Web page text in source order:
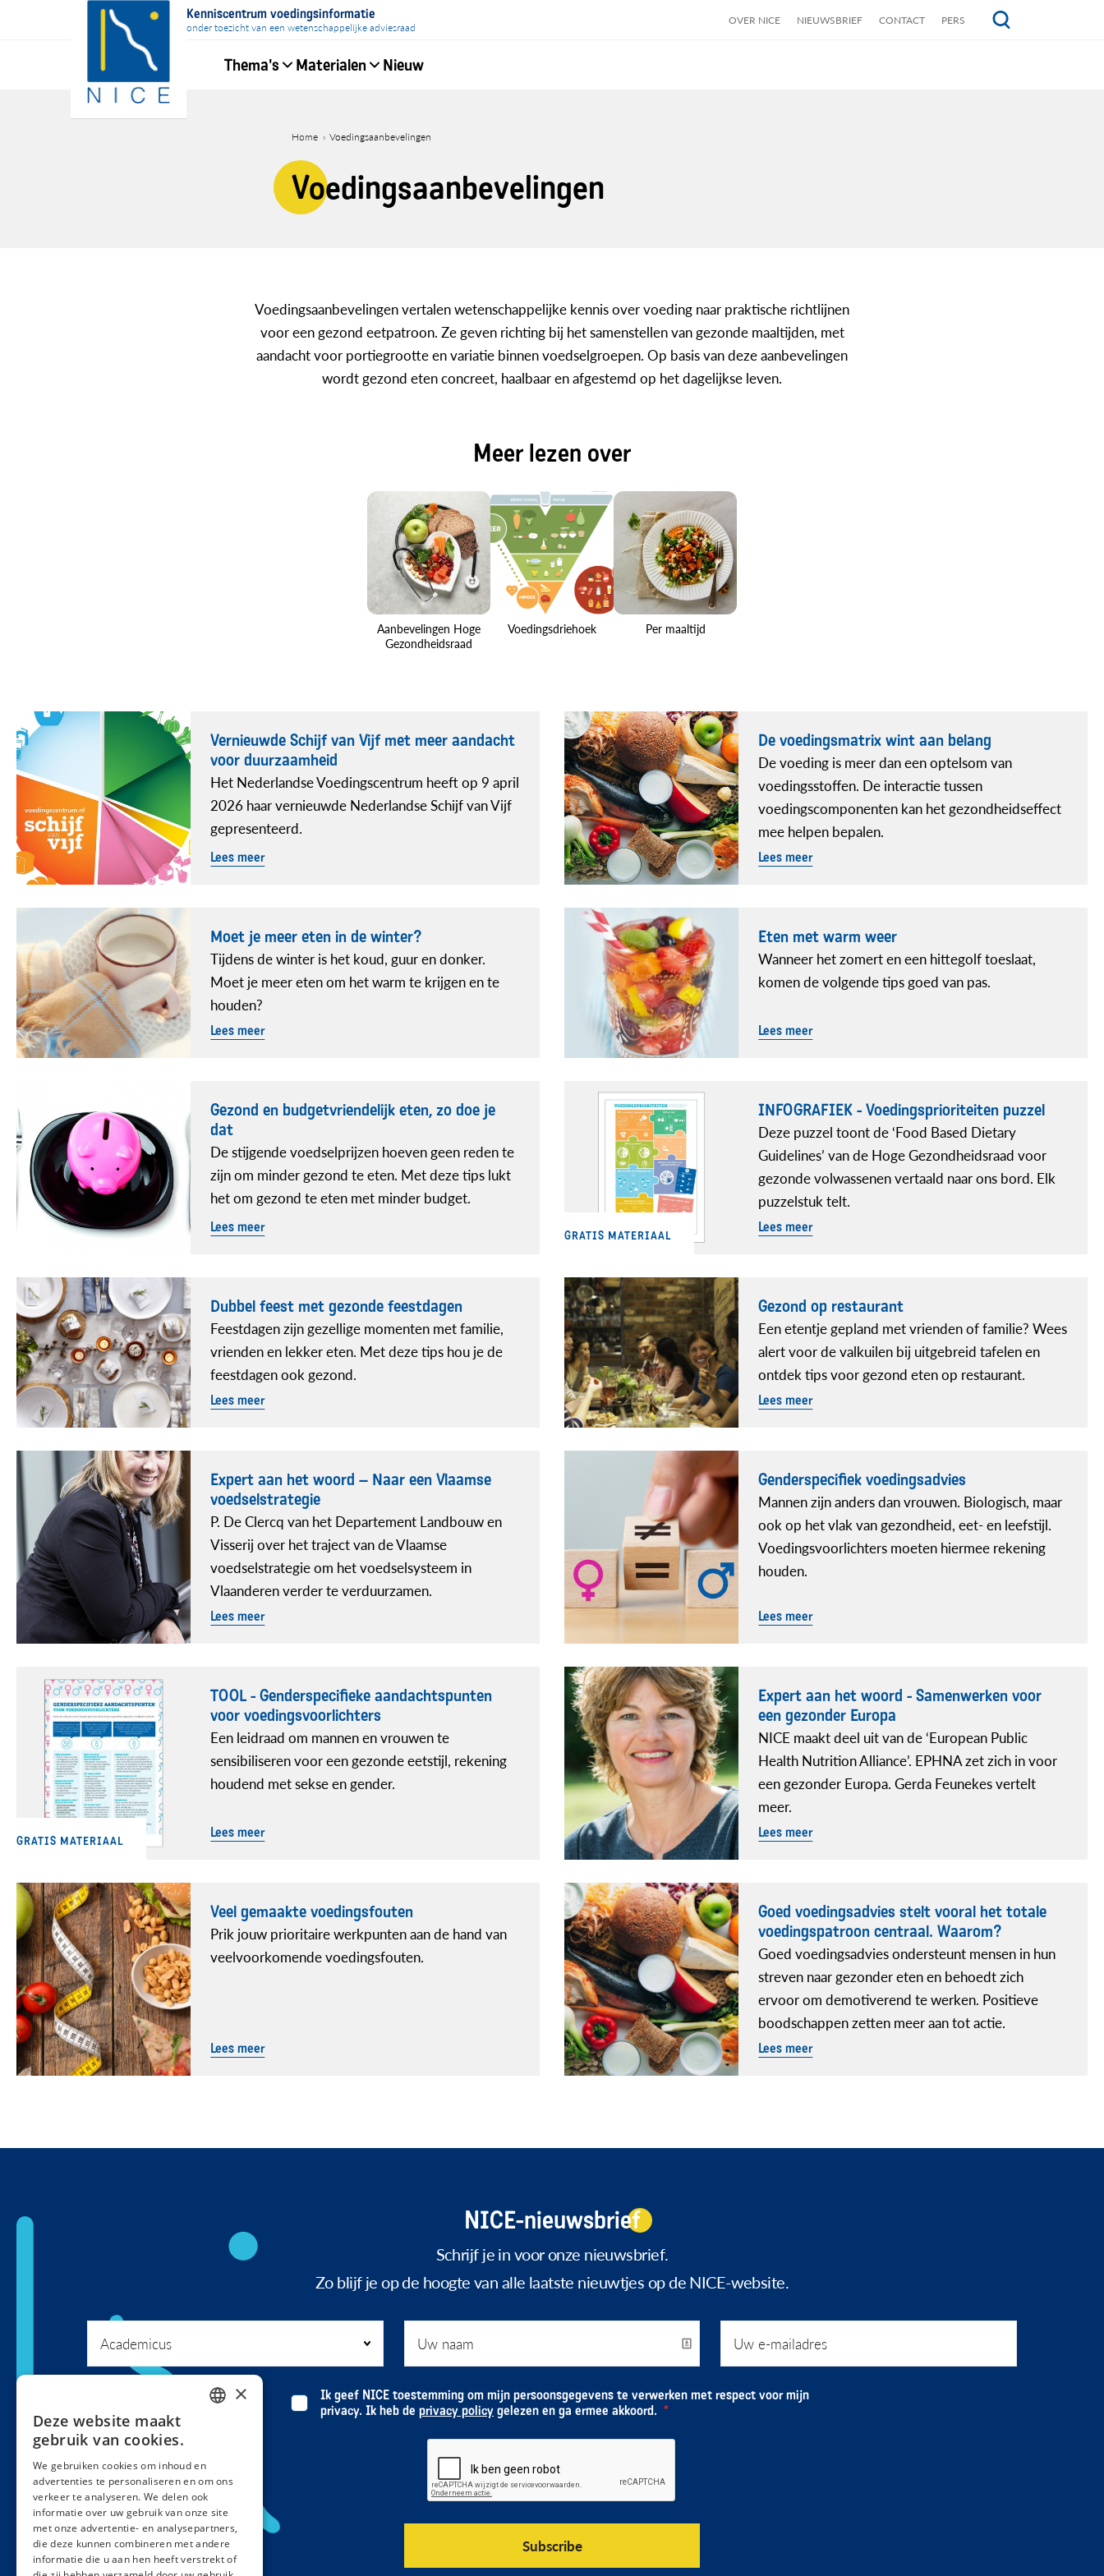
Kenniscentrum voedingsinformatie
onder toezicht van een wetenschappelijke adviesraad
OVER NICE NIEUWSBRIEF CONTACT PERS
Thema's Materialen Nieuw
Kruimelpad
Home Voedingsaanbevelingen
Voedingsaanbevelingen
Voedingsaanbevelingen vertalen wetenschappelijke kennis over voeding naar praktische richtlijnen
voor een gezond eetpatroon. Ze geven richting bij het samenstellen van gezonde maaltijden, met
aandacht voor portiegrootte en variatie binnen voedselgroepen. Op basis van deze aanbevelingen
wordt gezond eten concreet, haalbaar en afgestemd op het dagelijkse leven.
Meer lezen over
Aanbevelingen Hoge
Gezondheidsraad
Voedingsdriehoek Per maaltijd
Vernieuwde Schijf van Vijf met meer aandacht
voor duurzaamheid
Het Nederlandse Voedingscentrum heeft op 9 april
2026 haar vernieuwde Nederlandse Schijf van Vijf
gepresenteerd.
Lees meer
De voedingsmatrix wint aan belang
De voeding is meer dan een optelsom van
voedingsstoffen. De interactie tussen
voedingscomponenten kan het gezondheidseffect
mee helpen bepalen.
Lees meer
Moet je meer eten in de winter?
Tijdens de winter is het koud, guur en donker.
Moet je meer eten om het warm te krijgen en te
houden?
Lees meer
Eten met warm weer
Wanneer het zomert en een hittegolf toeslaat,
komen de volgende tips goed van pas.
Lees meer
Gezond en budgetvriendelijk eten, zo doe je
dat
De stijgende voedselprijzen hoeven geen reden te
zijn om minder gezond te eten. Met deze tips lukt
het om gezond te eten met minder budget.
Lees meer
GRATIS MATERIAAL
INFOGRAFIEK - Voedingsprioriteiten puzzel
Deze puzzel toont de ‘Food Based Dietary
Guidelines’ van de Hoge Gezondheidsraad voor
gezonde volwassenen vertaald naar ons bord. Elk
puzzelstuk telt.
Lees meer
Dubbel feest met gezonde feestdagen
Feestdagen zijn gezellige momenten met familie,
vrienden en lekker eten. Met deze tips hou je de
feestdagen ook gezond.
Lees meer
Gezond op restaurant
Een etentje gepland met vrienden of familie? Wees
alert voor de valkuilen bij uitgebreid tafelen en
ontdek tips voor gezond eten op restaurant.
Lees meer
Expert aan het woord – Naar een Vlaamse
voedselstrategie
P. De Clercq van het Departement Landbouw en
Visserij over het traject van de Vlaamse
voedselstrategie om het voedselsysteem in
Vlaanderen verder te verduurzamen.
Lees meer
Genderspecifiek voedingsadvies
Mannen zijn anders dan vrouwen. Biologisch, maar
ook op het vlak van gezondheid, eet- en leefstijl.
Voedingsvoorlichters moeten hiermee rekening
houden.
Lees meer
GRATIS MATERIAAL
TOOL - Genderspecifieke aandachtspunten
voor voedingsvoorlichters
Een leidraad om mannen en vrouwen te
sensibiliseren voor een gezonde eetstijl, rekening
houdend met sekse en gender.
Lees meer
Expert aan het woord - Samenwerken voor
een gezonder Europa
NICE maakt deel uit van de ‘European Public
Health Nutrition Alliance’. EPHNA zet zich in voor
een gezonder Europa. Gerda Feunekes vertelt
meer.
Lees meer
Veel gemaakte voedingsfouten
Prik jouw prioritaire werkpunten aan de hand van
veelvoorkomende voedingsfouten.
Lees meer
Goed voedingsadvies stelt vooral het totale
voedingspatroon centraal. Waarom?
Goed voedingsadvies ondersteunt mensen in hun
streven naar gezonder eten en behoedt zich
ervoor om demotiverend te werken. Positieve
boodschappen zetten meer aan tot actie.
Lees meer
NICE-nieuwsbrief
Schrijf je in voor onze nieuwsbrief.
Zo blijf je op de hoogte van alle laatste nieuwtjes op de NICE-website.
Ik geef NICE toestemming om mijn persoonsgegevens te verwerken met respect voor mijn
privacy. Ik heb de privacy policy gelezen en ga ermee akkoord.
×
Deze website maakt
gebruik van cookies.
We gebruiken cookies om inhoud en
advertenties te personaliseren en om ons
verkeer te analyseren. We delen ook
informatie over uw gebruik van onze site
met onze advertentie- en analysepartners,
die deze kunnen combineren met andere
informatie die u aan hen heeft verstrekt of